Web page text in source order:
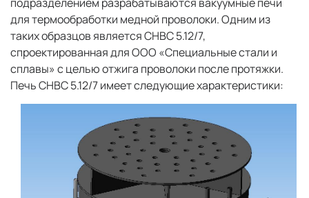
для термообработки медной проволоки. Одним из
таких образцов является СНВС 5.12/7,
спроектированная для ООО «Специальные стали и
сплавы» с целью отжига проволоки после протяжки.
Печь СНВС 5.12/7 имеет следующие характеристики: